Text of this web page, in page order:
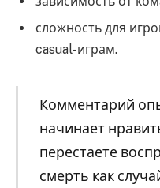
сложность для
casual-играм.
Комментарий
начинает
перестаете
смерть как